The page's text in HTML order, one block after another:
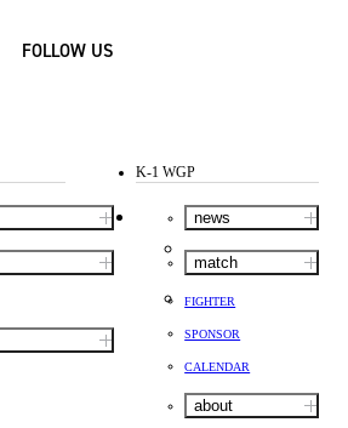
FOLLOW US
K-1 WGP
news
match
FIGHTER
SPONSOR
CALENDAR
about